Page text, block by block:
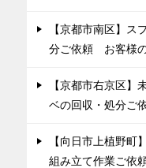
【京都市南区】ス
分ご依頼 お客様
【京都市右京区】
ベの回収・処分ご
【向日市上植野町
組み立て作業ご依